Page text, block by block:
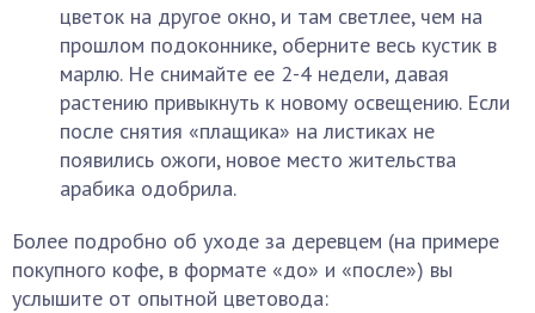
цветок на другое окно, и там светлее, чем на
прошлом подоконнике, оберните весь кустик в
марлю. Не снимайте ее 2-4 недели, давая
растению привыкнуть к новому освещению. Если
после снятия «плащика» на листиках не
появились ожоги, новое место жительства
арабика одобрила.
Более подробно об уходе за деревцем (на примере
покупного кофе, в формате «до» и «после») вы
услышите от опытной цветовода: